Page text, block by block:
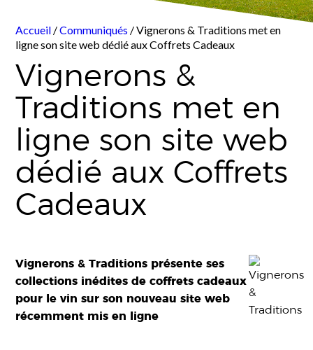
Accueil /Communiqués / Vignerons & Traditions met en
ligne son site web dédié aux Coffrets Cadeaux
Vignerons &
Traditions met en
ligne son site web
dédié aux Coffrets
Cadeaux
Vignerons & Traditions présente ses
collections inédites de coffrets cadeaux
pour le vin sur son nouveau site web
récemment mis en ligne